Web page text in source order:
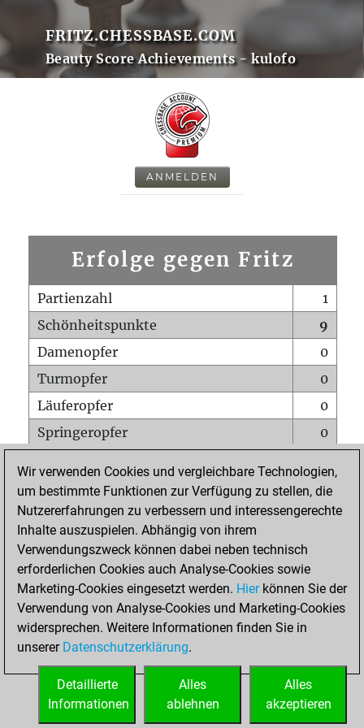
FRITZ.CHESSBASE.COM
Beauty Score Achievements - kulofo
ANMELDEN
Erfolge gegen Fritz
Partienzahl
1
Schönheitspunkte
9
Damenopfer
0
Turmopfer
0
Läuferopfer
0
Springeropfer
0
Matt auf vollem Brett
0
Bauer setzt Matt
0
Erstickte Matts
Unterverwandlungen
Türme auf der siebten
0
STARTSEITE
Wir verwenden Cookies und vergleichbare Technologien,
um bestimmte Funktionen zur Verfügung zu stellen, die
Nutzererfahrungen zu verbessern und interessengerechte
Inhalte auszuspielen. Abhängig von ihrem
Verwendungszweck können dabei neben technisch
erforderlichen Cookies auch Analyse-Cookies sowie
Marketing-Cookies eingesetzt werden. Hierkönnen Sie der
Verwendung von Analyse-Cookies und Marketing-Cookies
widersprechen. Weitere Informationen finden Sie in
unserer Datenschutzerklärung.
Alles
akzeptieren
Alles
ablehnen
Detaillierte
Informationen